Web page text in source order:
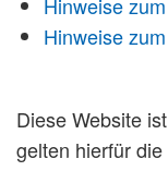
Hinweise
Diese Website
gelten hierfür die